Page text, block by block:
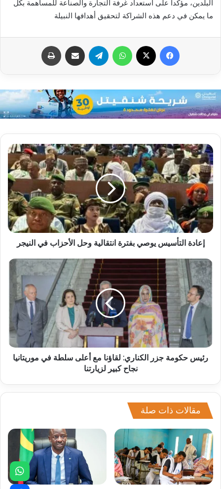
البلدين، مؤكداً على استعداد غرفة التجارة والصناعة للمساهمة بكل
ما يمكن في دعم هذه الشراكة لتحقيق أهدافها النبيلة
فيسبوك واتساب تيلقرام مشاركة عبر البريد
إعادة التأسيس يوصي بفترة انتقالية وحل الأحزاب في النيجر
رئيس حكومة جزر الكناري: لقاؤنا مع أعلى سلطة في موريتانيا
نجاح كبير لزيارتنا
مقالات ذات صلة